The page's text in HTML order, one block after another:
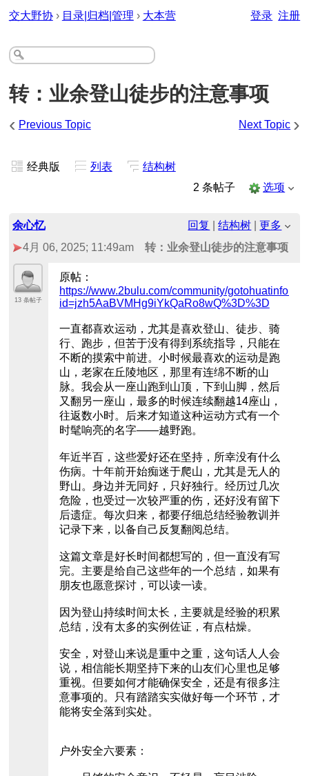
交大野协 › 目录|归档|管理 › 大本营 登录 注册
转：业余登山徒步的注意事项
‹ Previous Topic Next Topic ›
经典版 列表
结构树
2 条帖子
选项
余心忆 回复 |结构树 |更多
4月 06, 2025; 11:49am
转：业余登山徒步的注意事项
13 条帖子
原帖：
https://www.2bulu.com/community/
id=jzh5AaBVMHg9iYkQaRo8wQ%3D%3D
一直都喜欢运动，尤其是喜欢登山、徒步、骑
行、跑步，但苦于没有得到系统指导，只能在
不断的摸索中前进。小时候最喜欢的运动是跑
山，老家在丘陵地区，那里有连绵不断的山
脉。我会从一座山跑到山顶，下到山脚，然后
又翻另一座山，最多的时候连续翻越14座山，
往返数小时。后来才知道这种运动方式有一个
时髦响亮的名字——越野跑。
年近半百，这些爱好还在坚持，所幸没有什么
伤病。十年前开始痴迷于爬山，尤其是无人的
野山。身边并无同好，只好独行。经历过几次
危险，也受过一次较严重的伤，还好没有留下
后遗症。每次归来，都要仔细总结经验教训并
记录下来，以备自己反复翻阅总结。
这篇文章是好长时间都想写的，但一直没有写
完。主要是给自己这些年的一个总结，如果有
朋友也愿意探讨，可以读一读。
因为登山持续时间太长，主要就是经验的积累
总结，没有太多的实例佐证，有点枯燥。
安全，对登山来说是重中之重，这句话人人会
说，相信能长期坚持下来的山友们心里也足够
重视。但要如何才能确保安全，还是有很多注
意事项的。只有踏踏实实做好每一个环节，才
能将安全落到实处。
户外安全六要素：